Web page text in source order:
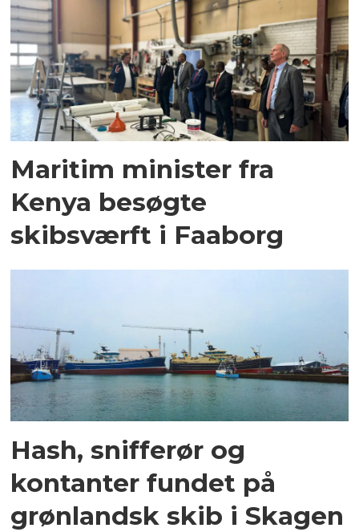
Maritim minister fra
Kenya besøgte
skibsværft i Faaborg
Hash, snifferør og
kontanter fundet på
grønlandsk skib i Skagen